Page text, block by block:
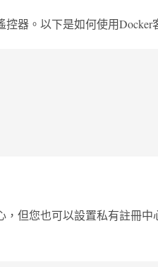
器。以下是如何使用Docker
，但您也可以設置私有註冊